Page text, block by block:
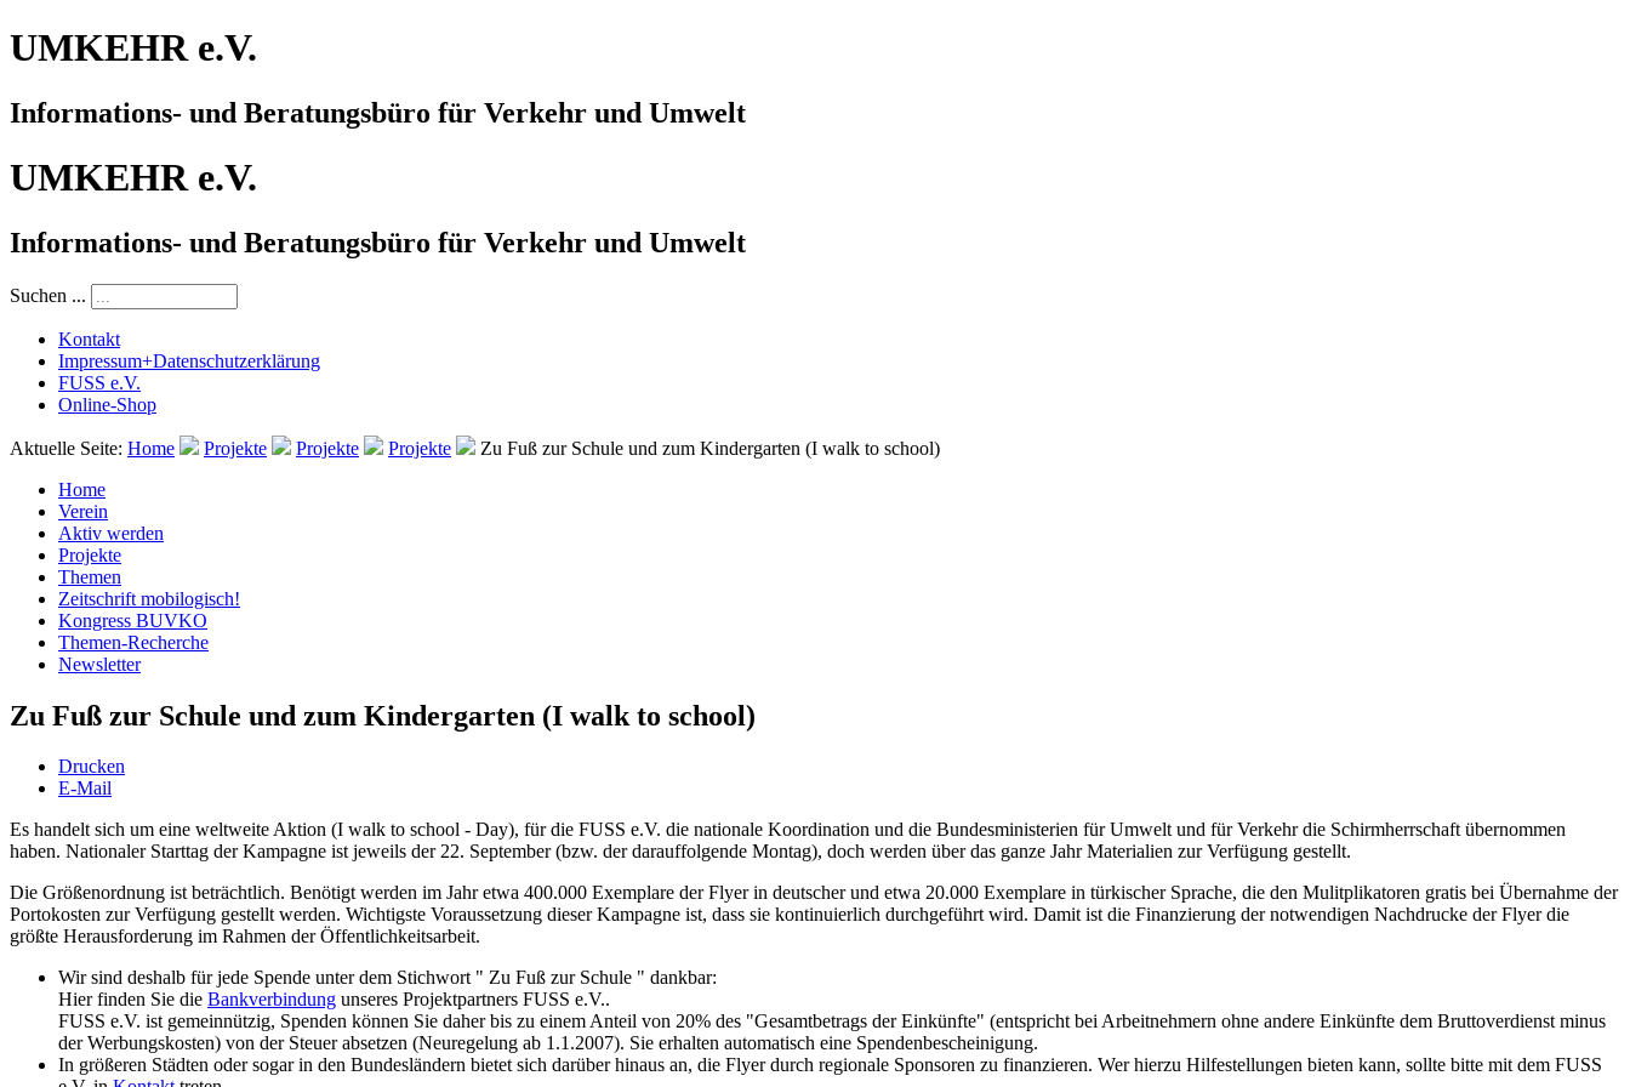
UMKEHR e.V.
Informations- und Beratungsbüro für Verkehr und Umwelt
UMKEHR e.V.
Informations- und Beratungsbüro für Verkehr und Umwelt
Suchen ...
Kontakt
Impressum+Datenschutzerklärung
FUSS e.V.
Online-Shop
Aktuelle Seite: Home Projekte Projekte Projekte
Zu Fuß zur Schule und zum Kindergarten (I walk to school)
Home
Verein
Aktiv werden
Projekte
Themen
Zeitschrift mobilogisch!
Kongress BUVKO
Themen-Recherche
Newsletter
Zu Fuß zur Schule und zum Kindergarten (I walk to school)
Drucken
E-Mail
Es handelt sich um eine weltweite Aktion (I walk to school - Day), für die FUSS e.V. die nationale Koordination und die Bundesministerien für Umwelt und für Verkehr die Schirmherrschaft übernommen
haben. Nationaler Starttag der Kampagne ist jeweils der 22. September (bzw. der darauffolgende Montag), doch werden über das ganze Jahr Materialien zur Verfügung gestellt.
Die Größenordnung ist beträchtlich. Benötigt werden im Jahr etwa 400.000 Exemplare der Flyer in deutscher und etwa 20.000 Exemplare in türkischer Sprache, die den Mulitplikatoren gratis bei Übernahme der
Portokosten zur Verfügung gestellt werden. Wichtigste Voraussetzung dieser Kampagne ist, dass sie kontinuierlich durchgeführt wird. Damit ist die Finanzierung der notwendigen Nachdrucke der Flyer die
größte Herausforderung im Rahmen der Öffentlichkeitsarbeit.
Wir sind deshalb für jede Spende unter dem Stichwort " Zu Fuß zur Schule " dankbar:
Hier finden Sie die Bankverbindung unseres Projektpartners FUSS e.V..
FUSS e.V. ist gemeinnützig, Spenden können Sie daher bis zu einem Anteil von 20% des "Gesamtbetrags der Einkünfte" (entspricht bei Arbeitnehmern ohne andere Einkünfte dem Bruttoverdienst minus
der Werbungskosten) von der Steuer absetzen (Neuregelung ab 1.1.2007). Sie erhalten automatisch eine Spendenbescheinigung.
In größeren Städten oder sogar in den Bundesländern bietet sich darüber hinaus an, die Flyer durch regionale Sponsoren zu finanzieren. Wer hierzu Hilfestellungen bieten kann, sollte bitte mit dem FUSS